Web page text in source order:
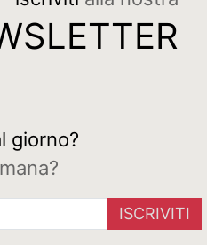
giorno?
ISCRIVITI